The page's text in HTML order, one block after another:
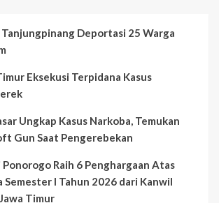
Tanjungpinang Deportasi 25 Warga
Eksekusi Terpidana Kasus
Ungkap Kasus Narkoba, Temukan
Gun Saat Pengerebekan
Raih 6 Penghargaan Atas
Semester I Tahun 2026 dari Kanwil
Timur